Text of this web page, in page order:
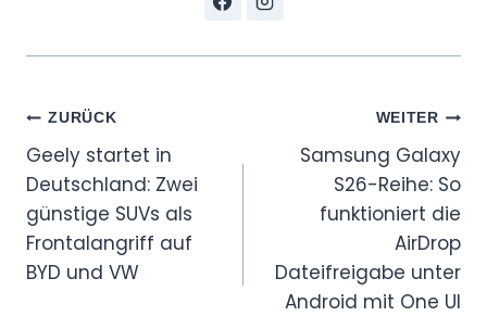
Beitragsnavigation
ZURÜCK
Geely startet in
Deutschland: Zwei
günstige SUVs als
Frontalangriff auf
BYD und VW
WEITER
Samsung Galaxy
S26-Reihe: So
funktioniert die
AirDrop
Dateifreigabe unter
Android mit One UI